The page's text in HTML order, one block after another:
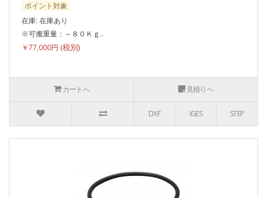
ポイント対象
在庫: 在庫あり
※可搬重量：～８０Ｋｇ..
￥77,000円
カートへ 見積りへ
DXF IGES STEP